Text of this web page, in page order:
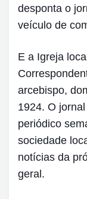
desponta o
veículo de
E a Igreja
arcebispo,
1924. O
periódico
sociedade
notícias da
geral.